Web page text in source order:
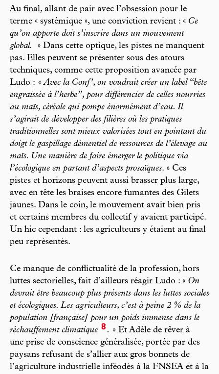
Au final, allant de pair avec l’obsession pour le
terme « systémique », une conviction revient : « Ce
qu’on apporte doit s’inscrire dans un mouvement
global.
» Dans cette optique, les pistes ne manquent
pas. Elles peuvent se présenter sous des atours
techniques, comme cette proposition avancée par
Ludo : « Avec la Conf’, on voudrait créer un label “bête
engraissée à l’herbe”, pour différencier de celles nourries
au maïs, céréale qui pompe énormément d’eau. Il
s’agirait de développer des filières où les pratiques
traditionnelles sont mieux valorisées tout en pointant du
doigt le gaspillage démentiel de ressources de l’élevage au
maïs. Une manière de faire émerger le politique via
l’écologique en partant d’aspects prosaïques. » Ces
pistes et horizons peuvent aussi brasser plus large,
avec en tête les braises encore fumantes des Gilets
jaunes. Dans le coin, le mouvement avait bien pris
et certains membres du collectif y avaient participé.
Un hic cependant : les agriculteurs y étaient au final
peu représentés.
Ce manque de conflictualité de la profession, hors
luttes sectorielles, fait d’ailleurs réagir Ludo : « On
devrait être beaucoup plus présents dans les luttes sociales
et écologiques. Les agriculteurs, c’est à peine 2 % de la
population [française] pour un poids immense dans le
réchauffement climatique 8 . » Et Adèle de rêver à
une prise de conscience généralisée, portée par des
paysans refusant de s’allier aux gros bonnets de
l’agriculture industrielle inféodés à la FNSEA et à la